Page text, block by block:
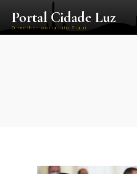
Portal Cidade Luz
O melhor portal do Piauí